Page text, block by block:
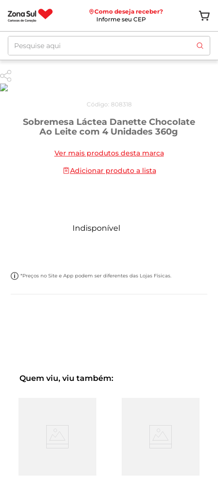
Como deseja receber?
Informe seu CEP
Pesquise aqui
Código: 808318
Sobremesa Láctea Danette Chocolate
Ao Leite com 4 Unidades 360g
Ver mais produtos desta marca
Adicionar produto a lista
Indisponível
*Preços no Site e App podem ser diferentes das Lojas Físicas.
Quem viu, viu também: